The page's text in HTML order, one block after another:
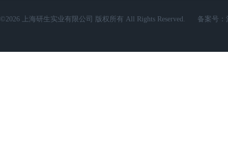
©2026 上海研生实业有限公司 版权所有 All Rights Reserved. 备案号：